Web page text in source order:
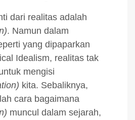
dari realitas adalah
. Namun dalam
yang dipaparkan
Idealism, realitas tak
mengisi
kita. Sebaliknya,
cara bagaimana
muncul dalam sejarah,